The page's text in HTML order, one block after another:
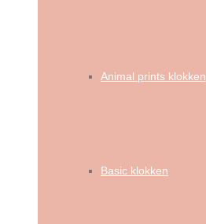
Animal prints klokken
Basic klokken